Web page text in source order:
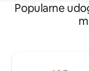
Popularne